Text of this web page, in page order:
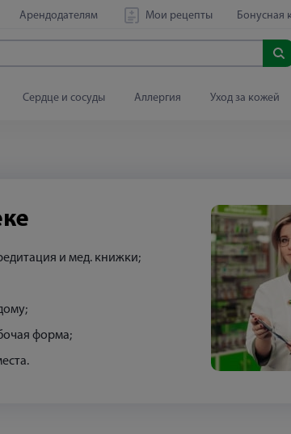
Арендодателям Мои рецепты Бонусная
Сердце и сосуды Аллергия Уход за кожей
и мед. книжки;
форма;